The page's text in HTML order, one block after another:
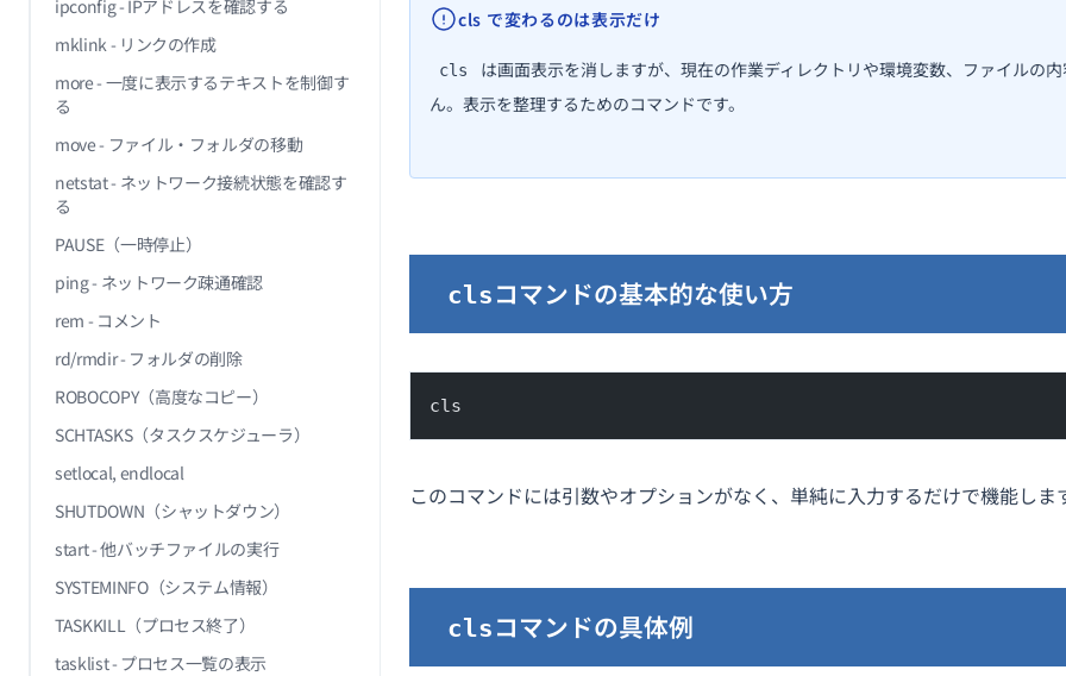
ipconfig - IPアドレスを確認する
mklink - リンクの作成
more - 一度に表示するテキストを制御す
る
move - ファイル・フォルダの移動
netstat - ネットワーク接続状態を確認す
る
PAUSE（一時停止）
ping - ネットワーク疎通確認
rem - コメント
rd/rmdir - フォルダの削除
ROBOCOPY（高度なコピー）
SCHTASKS（タスクスケジューラ）
setlocal, endlocal
SHUTDOWN（シャットダウン）
start - 他バッチファイルの実行
SYSTEMINFO（システム情報）
TASKKILL（プロセス終了）
tasklist - プロセス一覧の表示
cls で変わるのは表示だけ
cls
は画面表示を消しますが、現在の作業ディレクトリや環境変数、ファイルの
ん。表示を整理するためのコマンドです。
cls コマンドの基本的な使い方
cls
このコマンドには引数やオプションがなく、単純に入力するだけで機能しま
cls コマンドの具体例